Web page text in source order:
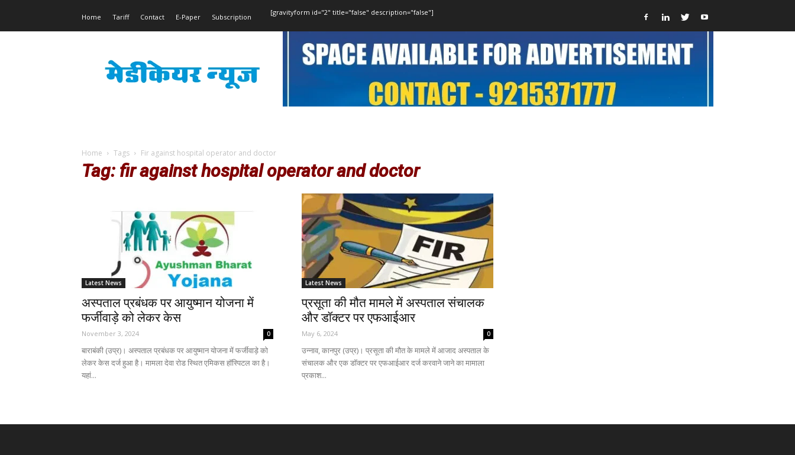
Home Tariff Contact E-Paper Subscription
[gravityform id="2" title="false" description="false"]
News
Home Tags Fir against hospital operator and doctor
Tag: fir against hospital operator and doctor
Latest News
अस्पताल प्रबंधक पर आयुष्मान योजना में
फर्जीवाड़े को लेकर केस
November 3, 2024 0
बाराबंकी (उप्र)। अस्पताल प्रबंधक पर आयुष्मान योजना में फर्जीवाड़े को
लेकर केस दर्ज हुआ है। मामला देवा रोड स्थित एमिकस हॉस्पिटल का है।
यहां...
Latest News
प्रसूता की मौत मामले में अस्पताल संचालक
और डॉक्टर पर एफआईआर
May 6, 2024 0
उन्नाव, कानपुर (उप्र)। प्रसूता की मौत के मामले में आजाद अस्पताल के
संचालक और एक डॉक्टर पर एफआईआर दर्ज करवाने जाने का मामाला
प्रकाश...